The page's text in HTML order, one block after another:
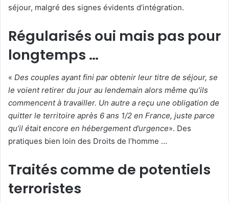
séjour, malgré des signes évidents d’intégration.
Régularisés oui mais pas pour
longtemps …
« Des couples ayant fini par obtenir leur titre de séjour, se
le voient retirer du jour au lendemain alors même qu’ils
commencent à travailler. Un autre a reçu une obligation de
quitter le territoire après 6 ans 1/2 en France, juste parce
qu’il était encore en hébergement d’urgence». Des
pratiques bien loin des Droits de l’homme …
Traités comme de potentiels
terroristes